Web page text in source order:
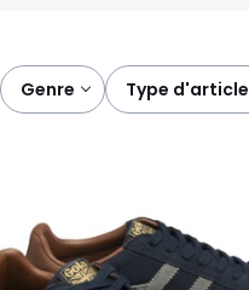
genre type d'article